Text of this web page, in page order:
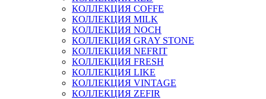
КОЛЛЕКЦИЯ COFFE
КОЛЛЕКЦИЯ MILK
КОЛЛЕКЦИЯ NOCH
КОЛЛЕКЦИЯ GRAY STONE
КОЛЛЕКЦИЯ NEFRIT
КОЛЛЕКЦИЯ FRESH
КОЛЛЕКЦИЯ LIKE
КОЛЛЕКЦИЯ VINTAGE
КОЛЛЕКЦИЯ ZEFIR